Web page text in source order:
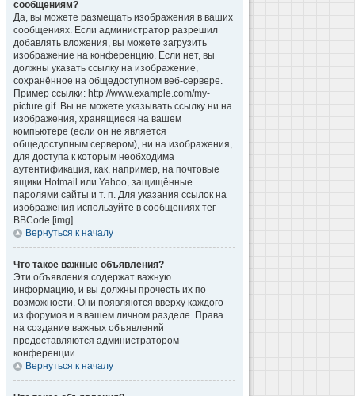
сообщениям?
Да, вы можете размещать изображения в ваших
сообщениях. Если администратор разрешил
добавлять вложения, вы можете загрузить
изображение на конференцию. Если нет, вы
должны указать ссылку на изображение,
сохранённое на общедоступном веб-сервере.
Пример ссылки: http://www.example.com/my-
picture.gif. Вы не можете указывать ссылку ни на
изображения, хранящиеся на вашем
компьютере (если он не является
общедоступным сервером), ни на изображения,
для доступа к которым необходима
аутентификация, как, например, на почтовые
ящики Hotmail или Yahoo, защищённые
паролями сайты и т. п. Для указания ссылок на
изображения используйте в сообщениях тег
BBCode [img].
Вернуться к началу
Что такое важные объявления?
Эти объявления содержат важную
информацию, и вы должны прочесть их по
возможности. Они появляются вверху каждого
из форумов и в вашем личном разделе. Права
на создание важных объявлений
предоставляются администратором
конференции.
Вернуться к началу